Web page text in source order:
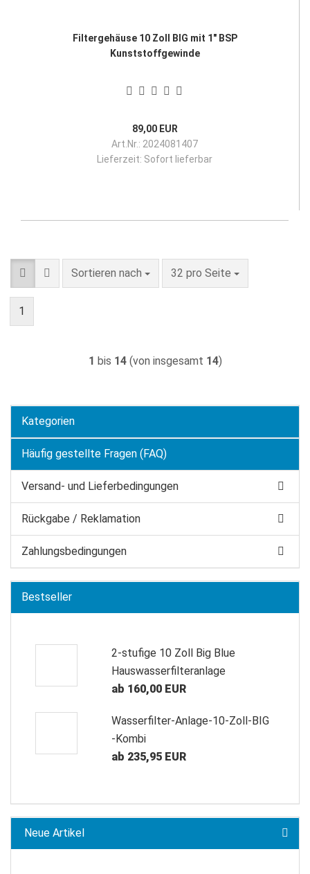
Filtergehäuse 10 Zoll BIG mit 1" BSP
Kunststoffgewinde
89,00 EUR
Art.Nr.: 2024081407
Lieferzeit: Sofort lieferbar
Sortieren nach
Sortieren nach 32 pro Seite
pro Seite
1
1 bis 14(von insgesamt 14)
Kategorien
Häufig gestellte Fragen (FAQ)
Versand- und Lieferbedingungen
Rückgabe / Reklamation
Zahlungsbedingungen
Bestseller
2-stufige 10 Zoll Big Blue
Hauswasserfilteranlage
ab 160,00 EUR
Wasserfilter-Anlage-10-Zoll-BIG
-Kombi
ab 235,95 EUR
Neue Artikel